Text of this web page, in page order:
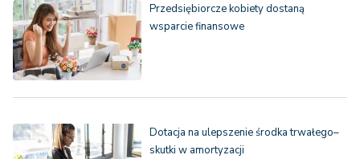
Przedsiębiorcze kobiety dostaną
wsparcie finansowe
Dotacja na ulepszenie środka trwałego–
skutki w amortyzacji